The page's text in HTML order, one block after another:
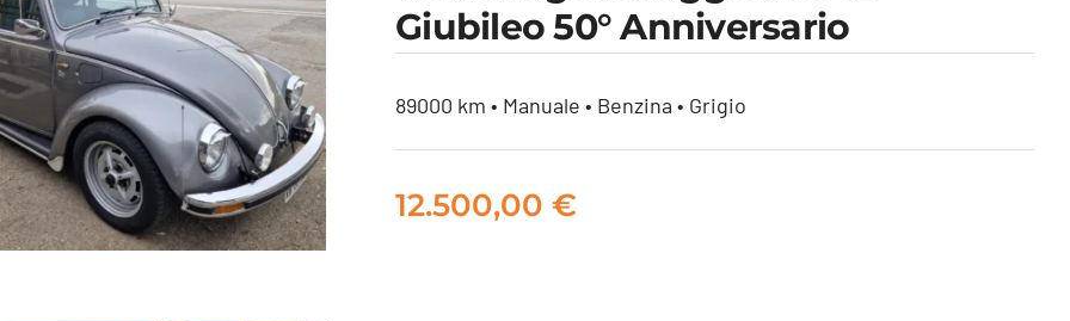
NIGHT
SKY
Giubileo 50° Anniversario
89000 km • Manuale • Benzina • Grigio
12.500,00€